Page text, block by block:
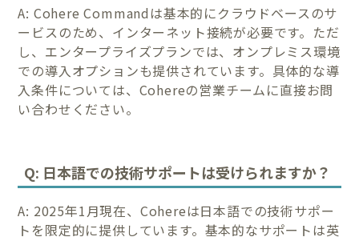
A: Cohere Commandは基本的にクラウドベースのサ
ービスのため、インターネット接続が必要です。ただ
し、エンタープライズプランでは、オンプレミス環境
での導入オプションも提供されています。具体的な導
入条件については、Cohereの営業チームに直接お問
い合わせください。
Q: 日本語での技術サポートは受けられますか？
A: 2025年1月現在、Cohereは日本語での技術サポー
トを限定的に提供しています。基本的なサポートは英